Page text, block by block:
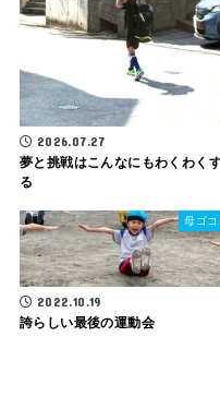
2026.07.27
夢と挑戦はこんなにもわくわく
る
母ゴコ
2022.10.19
誇らしい最後の運動会